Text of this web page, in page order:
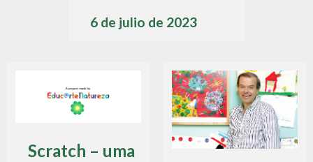
6 de julio de 2023
Scratch – uma